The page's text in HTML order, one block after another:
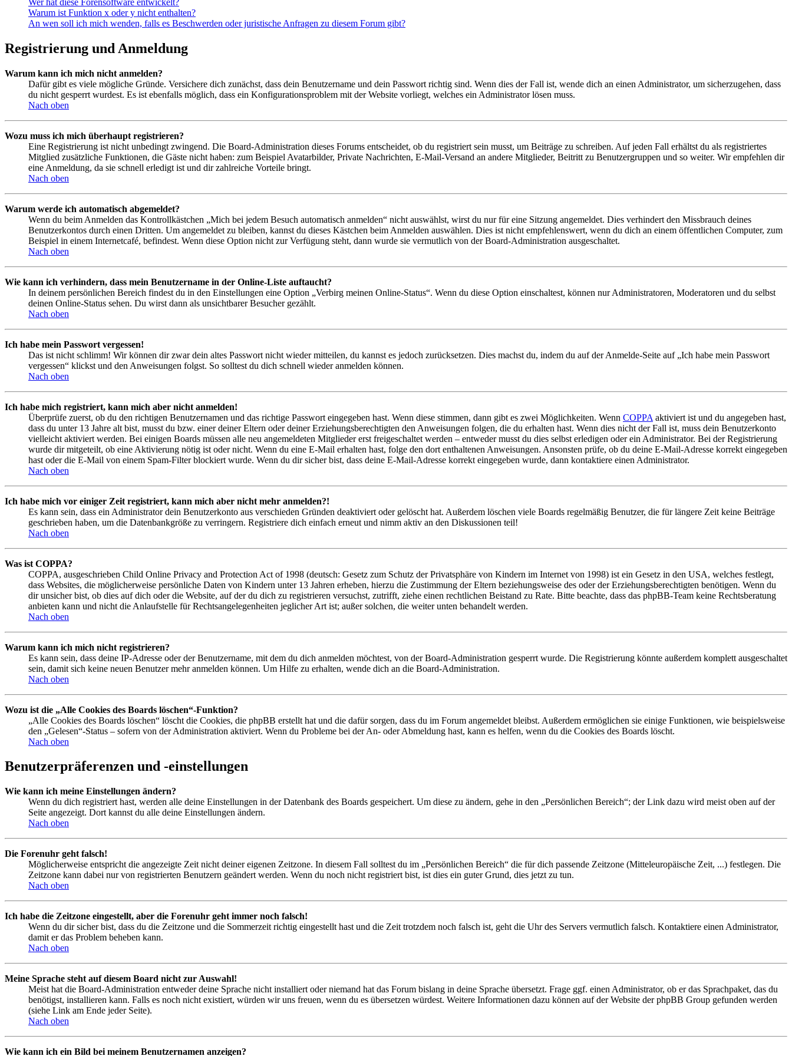
Warum ist Funktion x oder y nicht enthalten?
An wen soll ich mich wenden, falls es Beschwerden oder juristische Anfragen zu diesem Forum gibt?
Registrierung und Anmeldung
Warum kann ich mich nicht anmelden?
Dafür gibt es viele mögliche Gründe. Versichere dich zunächst, dass dein Benutzername und dein Passwort richtig sind. Wenn dies der Fall ist, wende dich an einen Administrator, um sicherzugehen, dass
du nicht gesperrt wurdest. Es ist ebenfalls möglich, dass ein Konfigurationsproblem mit der Website vorliegt, welches ein Administrator lösen muss.
Nach oben
Wozu muss ich mich überhaupt registrieren?
Eine Registrierung ist nicht unbedingt zwingend. Die Board-Administration dieses Forums entscheidet, ob du registriert sein musst, um Beiträge zu schreiben. Auf jeden Fall erhältst du als registriertes
Mitglied zusätzliche Funktionen, die Gäste nicht haben: zum Beispiel Avatarbilder, Private Nachrichten, E-Mail-Versand an andere Mitglieder, Beitritt zu Benutzergruppen und so weiter. Wir empfehlen dir
eine Anmeldung, da sie schnell erledigt ist und dir zahlreiche Vorteile bringt.
Nach oben
Warum werde ich automatisch abgemeldet?
Wenn du beim Anmelden das Kontrollkästchen „Mich bei jedem Besuch automatisch anmelden“ nicht auswählst, wirst du nur für eine Sitzung angemeldet. Dies verhindert den Missbrauch deines
Benutzerkontos durch einen Dritten. Um angemeldet zu bleiben, kannst du dieses Kästchen beim Anmelden auswählen. Dies ist nicht empfehlenswert, wenn du dich an einem öffentlichen Computer, zum
Beispiel in einem Internetcafé, befindest. Wenn diese Option nicht zur Verfügung steht, dann wurde sie vermutlich von der Board-Administration ausgeschaltet.
Nach oben
Wie kann ich verhindern, dass mein Benutzername in der Online-Liste auftaucht?
In deinem persönlichen Bereich findest du in den Einstellungen eine Option „Verbirg meinen Online-Status“. Wenn du diese Option einschaltest, können nur Administratoren, Moderatoren und du selbst
deinen Online-Status sehen. Du wirst dann als unsichtbarer Besucher gezählt.
Nach oben
Ich habe mein Passwort vergessen!
Das ist nicht schlimm! Wir können dir zwar dein altes Passwort nicht wieder mitteilen, du kannst es jedoch zurücksetzen. Dies machst du, indem du auf der Anmelde-Seite auf „Ich habe mein Passwort
vergessen“ klickst und den Anweisungen folgst. So solltest du dich schnell wieder anmelden können.
Nach oben
Ich habe mich registriert, kann mich aber nicht anmelden!
Überprüfe zuerst, ob du den richtigen Benutzernamen und das richtige Passwort eingegeben hast. Wenn diese stimmen, dann gibt es zwei Möglichkeiten. Wenn COPPA aktiviert ist und du angegeben hast,
dass du unter 13 Jahre alt bist, musst du bzw. einer deiner Eltern oder deiner Erziehungsberechtigten den Anweisungen folgen, die du erhalten hast. Wenn dies nicht der Fall ist, muss dein Benutzerkonto
vielleicht aktiviert werden. Bei einigen Boards müssen alle neu angemeldeten Mitglieder erst freigeschaltet werden – entweder musst du dies selbst erledigen oder ein Administrator. Bei der Registrierung
wurde dir mitgeteilt, ob eine Aktivierung nötig ist oder nicht. Wenn du eine E-Mail erhalten hast, folge den dort enthaltenen Anweisungen. Ansonsten prüfe, ob du deine E-Mail-Adresse korrekt eingegeben
hast oder die E-Mail von einem Spam-Filter blockiert wurde. Wenn du dir sicher bist, dass deine E-Mail-Adresse korrekt eingegeben wurde, dann kontaktiere einen Administrator.
Nach oben
Ich habe mich vor einiger Zeit registriert, kann mich aber nicht mehr anmelden?!
Es kann sein, dass ein Administrator dein Benutzerkonto aus verschieden Gründen deaktiviert oder gelöscht hat. Außerdem löschen viele Boards regelmäßig Benutzer, die für längere Zeit keine Beiträge
geschrieben haben, um die Datenbankgröße zu verringern. Registriere dich einfach erneut und nimm aktiv an den Diskussionen teil!
Nach oben
Was ist COPPA?
COPPA, ausgeschrieben Child Online Privacy and Protection Act of 1998 (deutsch: Gesetz zum Schutz der Privatsphäre von Kindern im Internet von 1998) ist ein Gesetz in den USA, welches festlegt,
dass Websites, die möglicherweise persönliche Daten von Kindern unter 13 Jahren erheben, hierzu die Zustimmung der Eltern beziehungsweise des oder der Erziehungsberechtigten benötigen. Wenn du
dir unsicher bist, ob dies auf dich oder die Website, auf der du dich zu registrieren versuchst, zutrifft, ziehe einen rechtlichen Beistand zu Rate. Bitte beachte, dass das phpBB-Team keine Rechtsberatung
anbieten kann und nicht die Anlaufstelle für Rechtsangelegenheiten jeglicher Art ist; außer solchen, die weiter unten behandelt werden.
Nach oben
Warum kann ich mich nicht registrieren?
Es kann sein, dass deine IP-Adresse oder der Benutzername, mit dem du dich anmelden möchtest, von der Board-Administration gesperrt wurde. Die Registrierung könnte außerdem komplett ausgeschaltet
sein, damit sich keine neuen Benutzer mehr anmelden können. Um Hilfe zu erhalten, wende dich an die Board-Administration.
Nach oben
Wozu ist die „Alle Cookies des Boards löschen“-Funktion?
„Alle Cookies des Boards löschen“ löscht die Cookies, die phpBB erstellt hat und die dafür sorgen, dass du im Forum angemeldet bleibst. Außerdem ermöglichen sie einige Funktionen, wie beispielsweise
den „Gelesen“-Status – sofern von der Administration aktiviert. Wenn du Probleme bei der An- oder Abmeldung hast, kann es helfen, wenn du die Cookies des Boards löscht.
Nach oben
Benutzerpräferenzen und -einstellungen
Wie kann ich meine Einstellungen ändern?
Wenn du dich registriert hast, werden alle deine Einstellungen in der Datenbank des Boards gespeichert. Um diese zu ändern, gehe in den „Persönlichen Bereich“; der Link dazu wird meist oben auf der
Seite angezeigt. Dort kannst du alle deine Einstellungen ändern.
Nach oben
Die Forenuhr geht falsch!
Möglicherweise entspricht die angezeigte Zeit nicht deiner eigenen Zeitzone. In diesem Fall solltest du im „Persönlichen Bereich“ die für dich passende Zeitzone (Mitteleuropäische Zeit, ...) festlegen. Die
Zeitzone kann dabei nur von registrierten Benutzern geändert werden. Wenn du noch nicht registriert bist, ist dies ein guter Grund, dies jetzt zu tun.
Nach oben
Ich habe die Zeitzone eingestellt, aber die Forenuhr geht immer noch falsch!
Wenn du dir sicher bist, dass du die Zeitzone und die Sommerzeit richtig eingestellt hast und die Zeit trotzdem noch falsch ist, geht die Uhr des Servers vermutlich falsch. Kontaktiere einen Administrator,
damit er das Problem beheben kann.
Nach oben
Meine Sprache steht auf diesem Board nicht zur Auswahl!
Meist hat die Board-Administration entweder deine Sprache nicht installiert oder niemand hat das Forum bislang in deine Sprache übersetzt. Frage ggf. einen Administrator, ob er das Sprachpaket, das du
benötigst, installieren kann. Falls es noch nicht existiert, würden wir uns freuen, wenn du es übersetzen würdest. Weitere Informationen dazu können auf der Website der phpBB Group gefunden werden
(siehe Link am Ende jeder Seite).
Nach oben
Wie kann ich ein Bild bei meinem Benutzernamen anzeigen?